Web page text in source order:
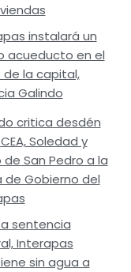
instalará un
acueducto en el
la capital,
Galindo
critica desdén
Soledad y
de San Pedro a la
de Gobierno del
sentencia
Interapas
sin agua a